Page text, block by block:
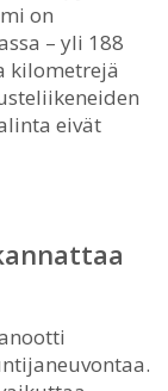
on
– yli 188
kilometrejä
eivät